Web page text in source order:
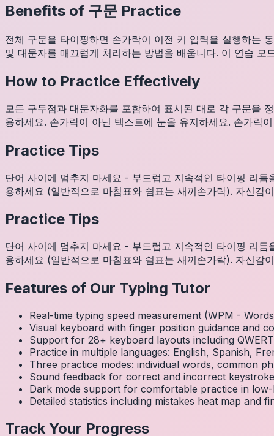
Benefits of 구문 Practice
전체 구문을 타이핑하면 손가락이 이전 키 입력을 실행하는
및 대문자를 매끄럽게 처리하는 방법을 배웁니다. 이 연습
How to Practice Effectively
모든 구두점과 대문자화를 포함하여 표시된 대로 각 구문을
용하세요. 손가락이 아닌 텍스트에 눈을 유지하세요. 손가락
Practice Tips
단어 사이에 멈추지 마세요 - 부드럽고 지속적인 타이핑 리
용하세요 (일반적으로 마침표와 쉼표는 새끼손가락). 자신감
Practice Tips
단어 사이에 멈추지 마세요 - 부드럽고 지속적인 타이핑 리
용하세요 (일반적으로 마침표와 쉼표는 새끼손가락). 자신감
Features of Our Typing Tutor
Real-time typing speed measurement (WPM -
Visual keyboard with finger position guidance and
Support for 28+ keyboard layouts including
Practice in multiple languages: English, Spanish,
Three practice modes: individual words, common
Sound feedback for correct and incorrect
Dark mode support for comfortable practice in low-
Detailed statistics including mistakes heat map and
Track Your Progress